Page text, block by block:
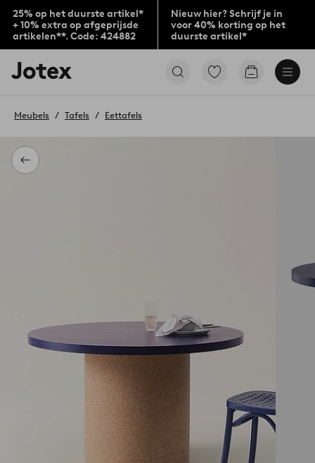
25% op het duurste artikel*
+ 10% extra op afgeprijsde
artikelen**. Code: 424882
Nieuw hier? Schrijf je in
voor 40% korting op het
duurste artikel*
Jotex
logo
to
home
page
Ga
Go
Terug
Meubels Tafels Eettafels